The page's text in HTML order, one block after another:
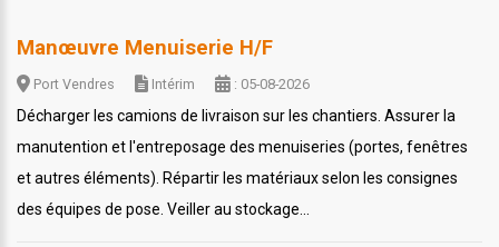
Manœuvre Menuiserie H/F
Port Vendres Intérim : 05-08-2026
Décharger les camions de livraison sur les chantiers. Assurer la
manutention et l'entreposage des menuiseries (portes, fenêtres
et autres éléments). Répartir les matériaux selon les consignes
des équipes de pose. Veiller au stockage...